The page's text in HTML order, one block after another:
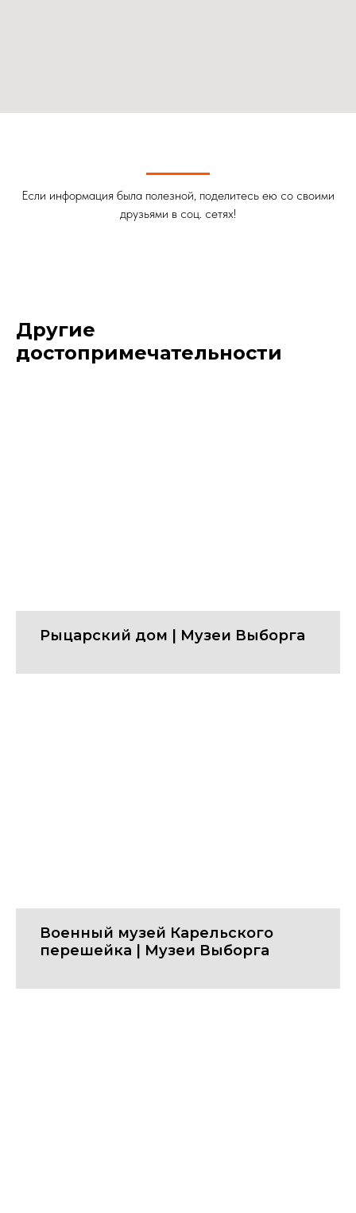
Если информация была полезной, поделитесь ею со своими
друзьями в соц. сетях!
Другие
достопримечательности
Рыцарский дом | Музеи Выборга
Военный музей Карельского
перешейка | Музеи Выборга